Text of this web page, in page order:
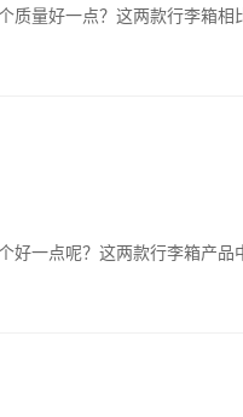
质量好一点？这两款行李箱相
一点呢？这两款行李箱产品